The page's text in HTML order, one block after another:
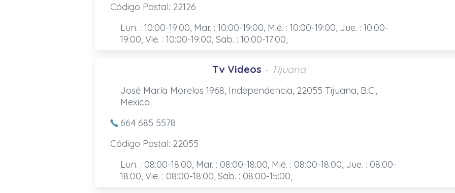
Código Postal: 22126
Lun. : 10:00-19:00, Mar. : 10:00-19:00, Mié. : 10:00-19:00, Jue. : 10:00-
19:00, Vie. : 10:00-19:00, Sab. : 10:00-17:00,
Tv Videos - Tijuana
José María Morelos 1968, Independencia, 22055 Tijuana, B.C.,
Mexico
664 685 5578
Código Postal: 22055
Lun. : 08:00-18:00, Mar. : 08:00-18:00, Mié. : 08:00-18:00, Jue. : 08:00-
18:00, Vie. : 08:00-18:00, Sab. : 08:00-15:00,